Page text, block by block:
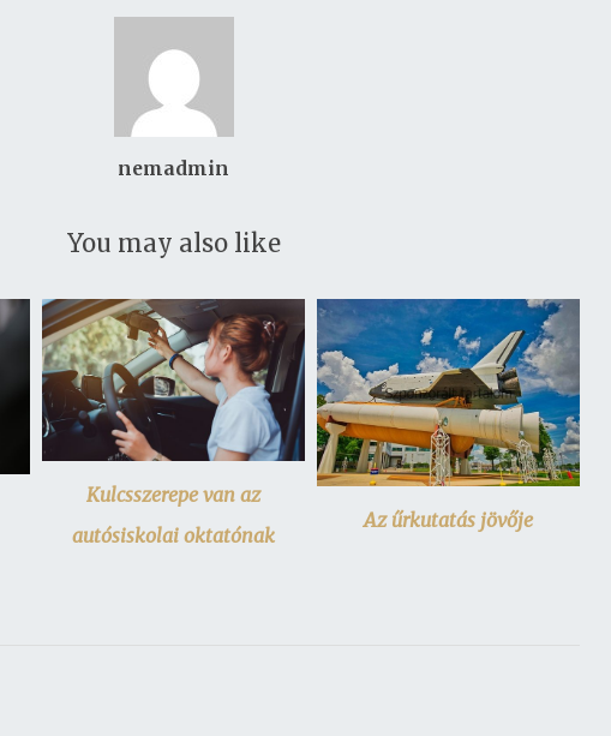
nemadmin
You may also like
Kulcsszerepe van az
autósiskolai oktatónak
Az űrkutatás jövője